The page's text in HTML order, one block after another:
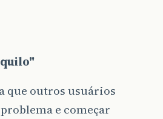
que outros usuários
e começar